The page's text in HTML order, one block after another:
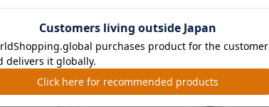
¥4,400(税込)
¥3,520(税込)
在庫 ○